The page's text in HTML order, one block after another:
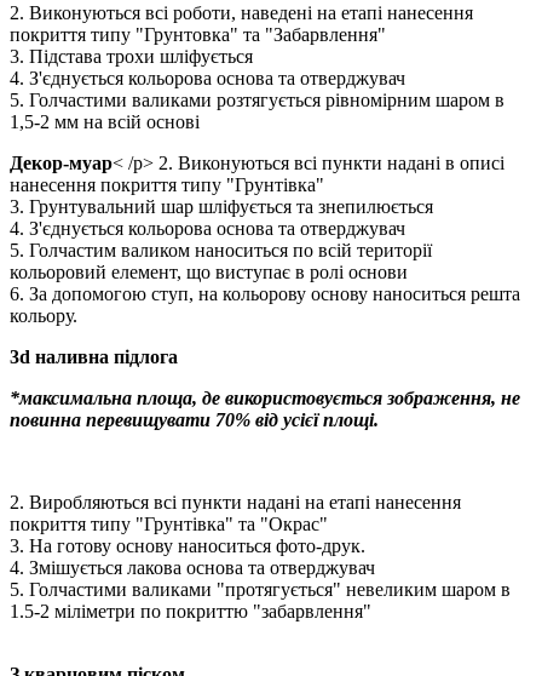
2. Виконуються всі роботи, наведені на етапі нанесення
покриття типу "Грунтовка" та "Забарвлення"
3. Підстава трохи шліфується
4. З'єднується кольорова основа та отверджувач
5. Голчастими валиками розтягується рівномірним шаром в
1,5-2 мм на всій основі
Декор-муар< /p> 2. Виконуються всі пункти надані в описі
нанесення покриття типу "Грунтівка"
3. Грунтувальний шар шліфується та знепилюється
4. З'єднується кольорова основа та отверджувач
5. Голчастим валиком наноситься по всій території
кольоровий елемент, що виступає в ролі основи
6. За допомогою ступ, на кольорову основу наноситься решта
кольору.
3d наливна підлога
*максимальна площа, де використовується зображення, не
повинна перевищувати 70% від усієї площі.
2. Виробляються всі пункти надані на етапі нанесення
покриття типу "Грунтівка" та "Окрас"
3. На готову основу наноситься фото-друк.
4. Змішується лакова основа та отверджувач
5. Голчастими валиками "протягується" невеликим шаром в
1.5-2 міліметри по покриттю "забарвлення"